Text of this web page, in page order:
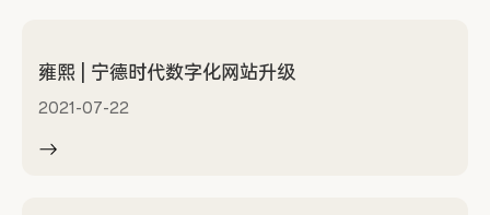
雍熙 | 宁德时代数字化网站升级
2021-07-22